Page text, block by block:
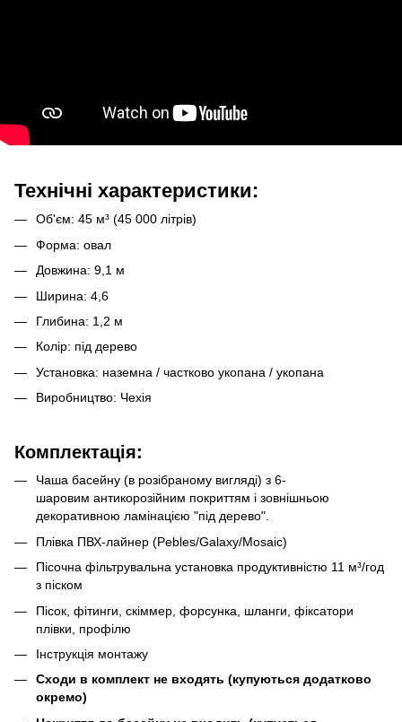
Технічні характеристики:
Об'єм: 45 м³ (45 000 літрів)
Форма: овал
Довжина: 9,1 м
Ширина: 4,6
Глибина: 1,2 м
Колір: під дерево
Установка: наземна / частково укопана / укопана
Виробництво: Чехія
Комплектація:
Чаша басейну (в розібраному вигляді) з 6-
шаровим антикорозійним покриттям і зовнішньою
декоративною ламінацією "під дерево".
Плівка ПВХ-лайнер (Pebles/Galaxy/Mosaic)
Пісочна фільтрувальна установка продуктивністю 11 м³/год
з піском
Пісок, фітинги, скіммер, форсунка, шланги, фіксатори
плівки, профілю
Інструкція монтажу
Сходи в комплект не входять (купуються додатково
окремо)